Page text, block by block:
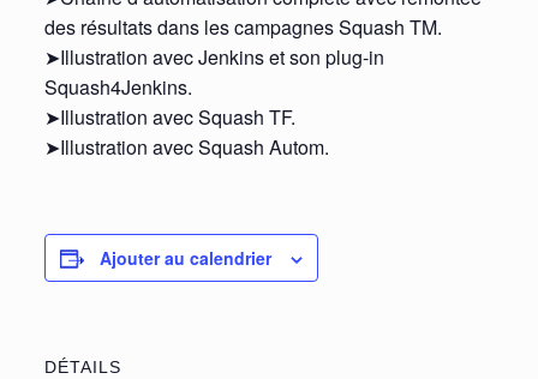
des résultats dans les campagnes Squash TM.
➤Illustration avec Jenkins et son plug-in
Squash4Jenkins.
➤Illustration avec Squash TF.
➤Illustration avec Squash Autom.
Ajouter au calendrier
DÉTAILS